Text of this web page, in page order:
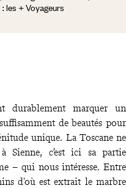
les + Voyageurs
durablement marquer un
de beautés pour
unique. La Toscane ne
Sienne, c’est ici sa partie
– qui nous intéresse. Entre
d'où est extrait le marbre